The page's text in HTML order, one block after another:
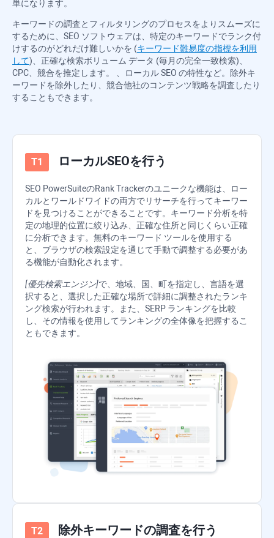
単になります。
キーワードの調査とフィルタリングのプロセスをよりスムーズに
するために、SEO ソフトウェアは、特定のキーワードでランク付
けするのがどれだけ難しいかを (キーワード難易度の指標を利用
して)、正確な検索ボリューム データ (毎月の完全一致検索)、
CPC、競合を推定します。 、ローカル SEO の特性など。除外キ
ーワードを除外したり、競合他社のコンテンツ戦略を調査したり
することもできます。
ローカルSEOを行う
SEO PowerSuiteのRank Trackerのユニークな機能は、ロー
カルとワールドワイドの両方でリサーチを行ってキーワー
ドを見つけることができることです。キーワード分析を特
定の地理的位置に絞り込み、正確な住所と同じくらい正確
に分析できます。無料のキーワード ツールを使用する
と、ブラウザの検索設定を通じて手動で調整する必要があ
る機能が自動化されます。
[優先検索エンジン]で、地域、国、町を指定し、言語を選
択すると、選択した正確な場所で詳細に調整されたランキ
ング検索が行われます。また、SERP ランキングを比較
し、その情報を使用してランキングの全体像を把握するこ
ともできます。
除外キーワードの調査を行う